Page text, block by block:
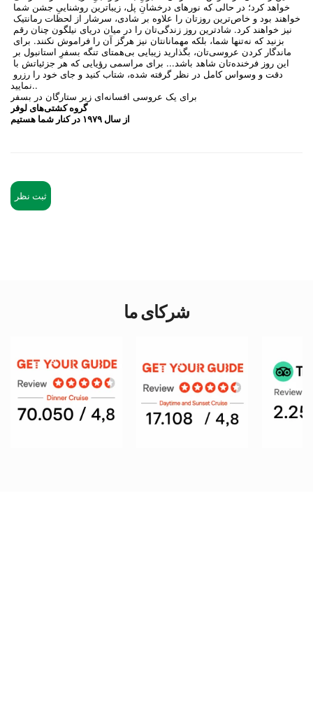
نمایید..
برای یک عروسی افسانه‌ای زیر ستارگان در بسفر
گروه کشتی‌های لوفر
از سال ۱۹۷۹ در کنار شما هستیم
ثبت نظر
شرکای ما